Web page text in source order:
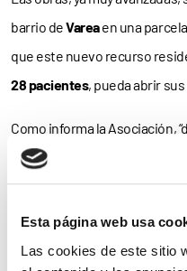
Esta página web usa
Las cookies de este sitio
barrio deVareaen una
que este nuevo recurso
28 pacientes, pueda abrir
Como informa la Asociación,
se ofrecerá
alojamiento,
psicosocialpara personas
de curso crónico, y se apoyará
evitando situaciones de